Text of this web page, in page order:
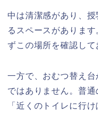
中は清潔感があり、
るスペースがありま
ずこの場所を確認して
一方で、おむつ替え
ではありません。普
「近くのトイレに行
て